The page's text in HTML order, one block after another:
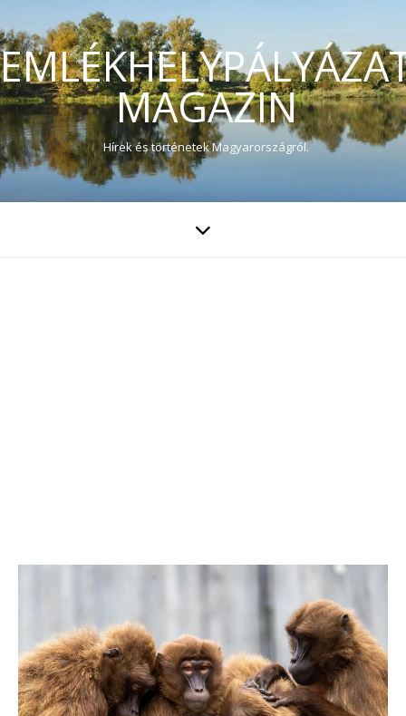
MAGAZIN
Hírek és történetek Magyarországról.